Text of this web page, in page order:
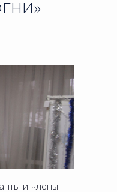
и члены